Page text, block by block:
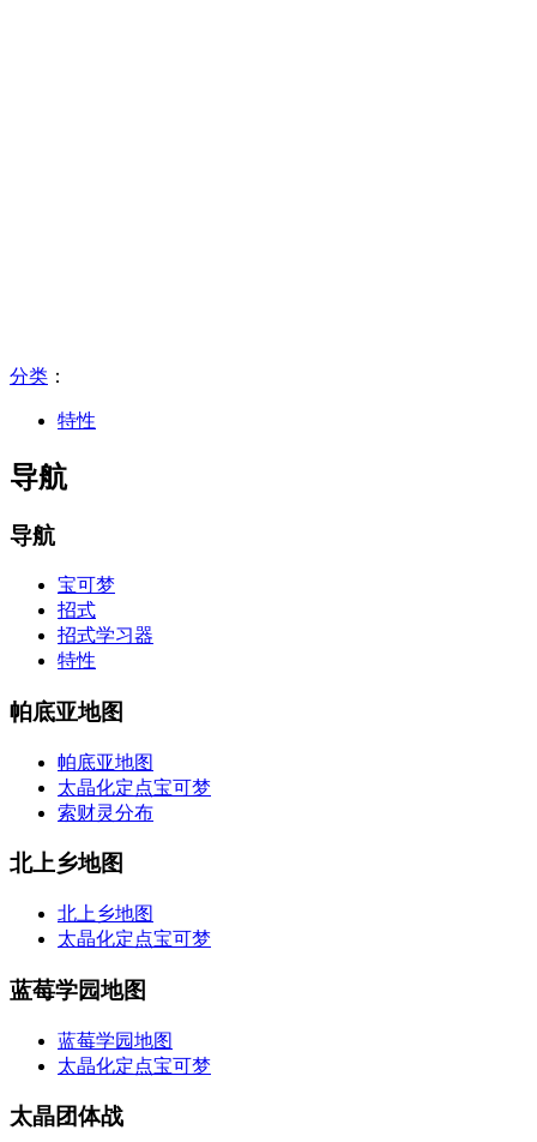
分类 ：​
特性
导航
导航
宝可梦
招式
招式学习器
特性
帕底亚地图
帕底亚地图
太晶化定点宝可梦
索财灵分布
北上乡地图
北上乡地图
太晶化定点宝可梦
蓝莓学园地图
蓝莓学园地图
太晶化定点宝可梦
太晶团体战